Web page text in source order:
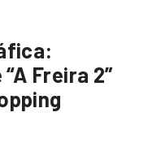
Freira 2”